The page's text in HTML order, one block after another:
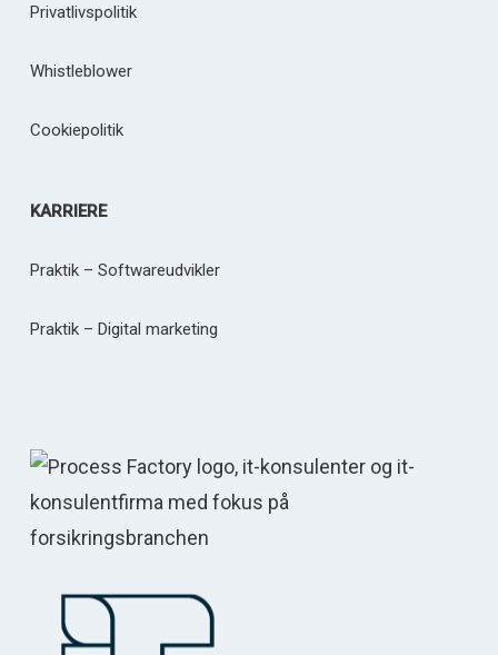
Privatlivspolitik
Whistleblower
Cookiepolitik
KARRIERE
Praktik – Softwareudvikler
Praktik – Digital marketing